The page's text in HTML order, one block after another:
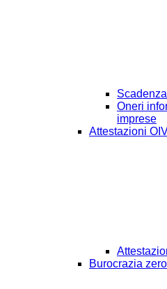
Oneri
imprese
Attestazioni
Burocrazia zero